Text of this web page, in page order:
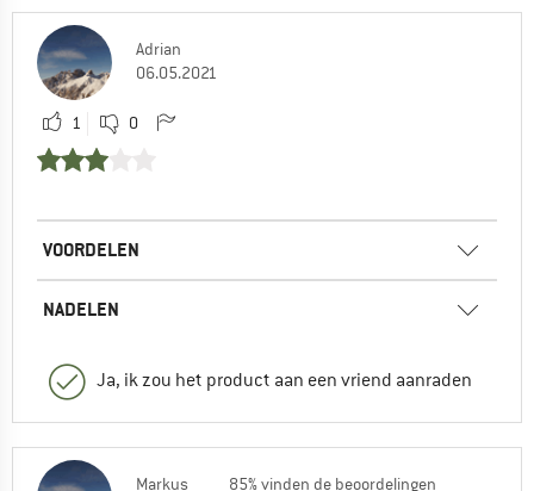
Adrian
06.05.2021
1 0
VOORDELEN
NADELEN
Ja, ik zou het product aan een vriend aanraden
Markus 85% vinden de beoordelingen